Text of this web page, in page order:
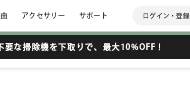
アクセサリー サポート ログイン・登録
な掃除機を下取りで、 最大10%OFF！
テーション 数量